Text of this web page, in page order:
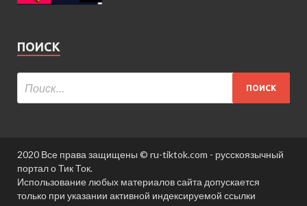
ПОИСК
2020 Все права защищены © ru-tiktok.com - русскоязычный
портал о Тик Ток.
Использование любых материалов сайта допускается
только при указании активной индексируемой ссылки